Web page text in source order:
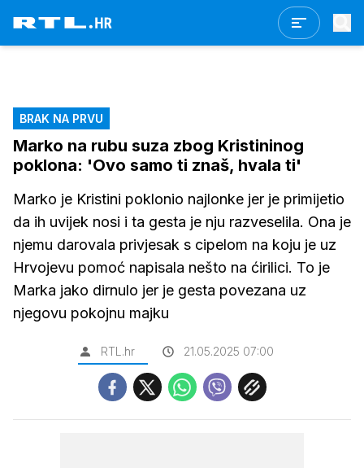
BRAK NA PRVU
Marko na rubu suza zbog Kristininog
poklona: 'Ovo samo ti znaš, hvala ti'
Marko je Kristini poklonio najlonke jer je primijetio
da ih uvijek nosi i ta gesta je nju razveselila. Ona je
njemu darovala privjesak s cipelom na koju je uz
Hrvojevu pomoć napisala nešto na ćirilici. To je
Marka jako dirnulo jer je gesta povezana uz
njegovu pokojnu majku
RTL.hr 21.05.2025 07:00